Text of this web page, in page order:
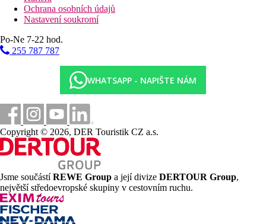
Ochrana osobních údajů
Nastavení soukromí
Po-Ne 7-22 hod.
255 787 787
WHATSAPP - NAPIŠTE NÁM
Copyright © 2026, DER Touristik CZ a.s.
Jsme součástíREWE Group a její divize DERTOUR Group,
největší středoevropské skupiny v cestovním ruchu.